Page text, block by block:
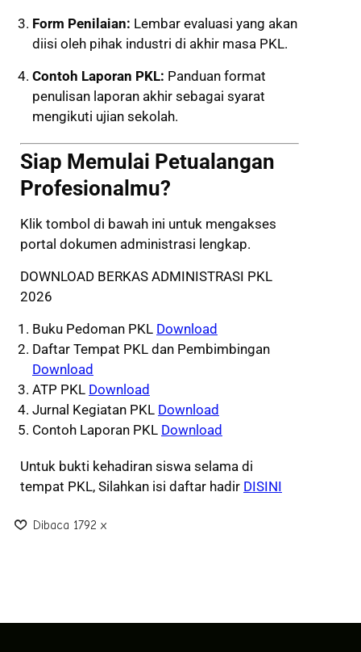
Form Penilaian: Lembar evaluasi yang akan
diisi oleh pihak industri di akhir masa PKL.
Contoh Laporan PKL: Panduan format
penulisan laporan akhir sebagai syarat
mengikuti ujian sekolah.
Siap Memulai Petualangan
Profesionalmu?
Klik tombol di bawah ini untuk mengakses
portal dokumen administrasi lengkap.
DOWNLOAD BERKAS ADMINISTRASI PKL
2026
Buku Pedoman PKL Download
Daftar Tempat PKL dan Pembimbingan
Download
ATP PKL Download
Jurnal Kegiatan PKL Download
Contoh Laporan PKL Download
Untuk bukti kehadiran siswa selama di
tempat PKL, Silahkan isi daftar hadir DISINI
Dibaca 1792 x